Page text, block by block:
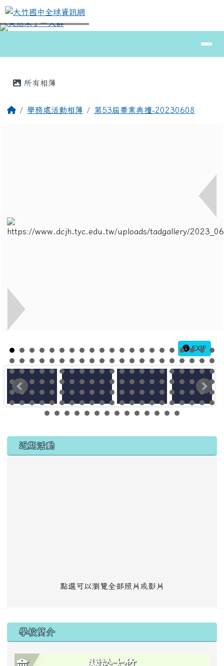
跳至主內容區
大竹國中全球資訊網
⏸
所有相簿
回首頁學務處活動相簿 第53屆畢業典禮-20230608
EXIF
左邊區域內容
近期活動
點選可以瀏覽全部照片或影片
學校簡介